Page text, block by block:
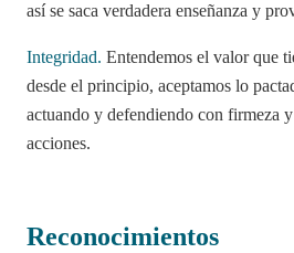
así se saca verdadera enseñanza y
Integridad. Entendemos el valor que
desde el principio, aceptamos lo
actuando y defendiendo con firmeza
acciones.
Reconocimientos